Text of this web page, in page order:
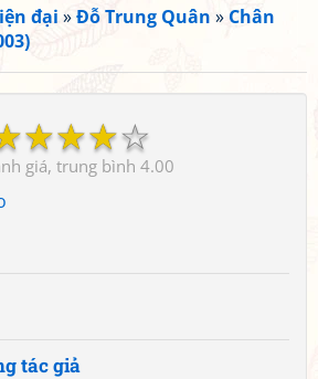
đại »Đỗ Trung Quân » Chân
☆
☆
☆
☆
4.00
tác giả